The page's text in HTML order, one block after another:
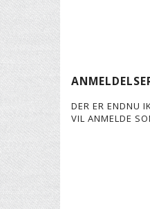
DER ER ENDNU
VIL ANMELDE